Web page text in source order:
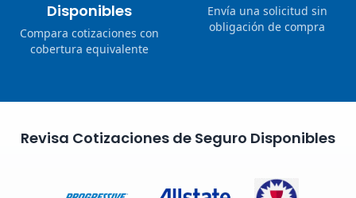
Disponibles
Compara cotizaciones con
cobertura equivalente
Envía una solicitud sin
obligación de compra
Revisa Cotizaciones de Seguro Disponibles